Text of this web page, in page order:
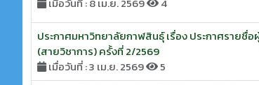
เมื่อวันที่ : 8 เม.ย. 2569
4
ประกาศมหาวิทยาลัยกาฬสินธุ์ เรื่อง ประกาศราย
(สายวิชาการ) ครั้งที่ 2/2569
เมื่อวันที่ : 3 เม.ย. 2569
5